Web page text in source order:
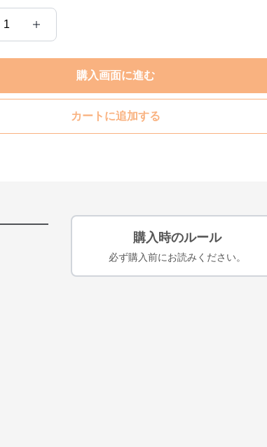
1
購入画面に進む
カートに追加する
購入時のルール
必ず購入前にお読みください。